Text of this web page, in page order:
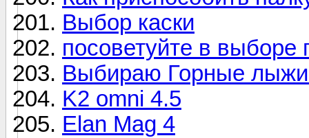
Выбор каски
посоветуйте в
Выбираю Горные лыжи
K2 omni 4.5
Elan Mag 4